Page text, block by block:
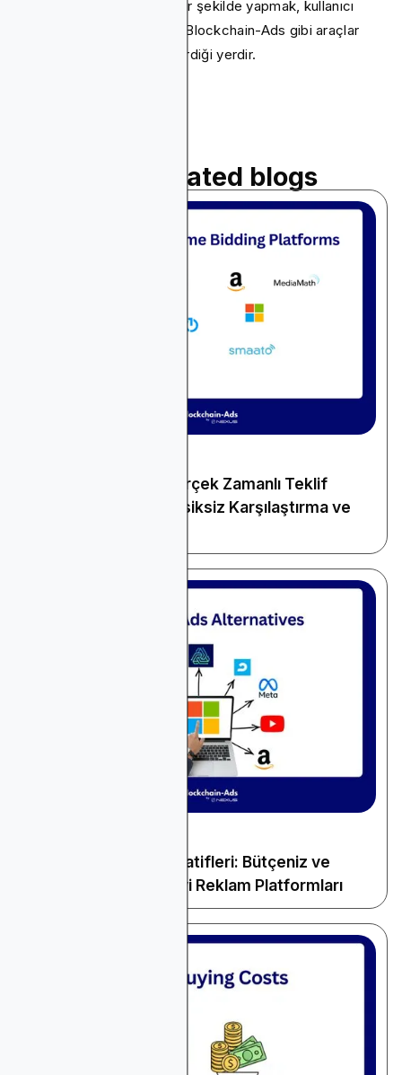
gerekir - ve bunu verimli bir şekilde yapmak, kullanıcı
edinme kılavuzumuz veya Blockchain-Ads gibi araçlar
gibi kılavuzların devreye girdiği yerdir.
Read related blogs
2026 için En İyi 10 Gerçek Zamanlı Teklif
Verme Platformu: Eksiksiz Karşılaştırma ve
Microsoft Ads Alternatifleri: Bütçeniz ve
Hedefleriniz İçin En İyi Reklam Platformları